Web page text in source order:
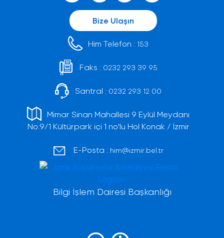
Bize Ulaşın
Him Telefon : 153
Faks : 0232 293 39 95
Santral : 0232 293 12 00
Mimar Sinan Mahallesi 9 Eylül Meydanı
No:9/1 Kültürpark içi 1 no'lu Hol Konak / İzmir
E-Posta : him@izmir.bel.tr
Bilgi İşlem Dairesi Başkanlığı